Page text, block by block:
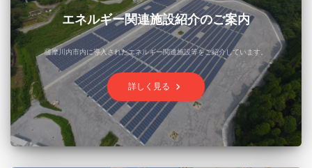
エネルギー関連施設紹介のご案内
薩摩川内市内に導入されたエネルギー関連施設等をご紹介しています。
詳しく見る keyboard_arrow_right